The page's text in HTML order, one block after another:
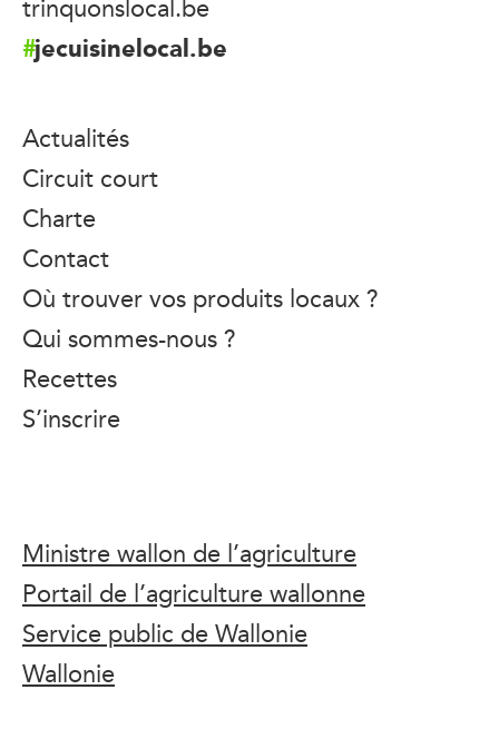
jecuisinelocal.be
Actualités
Circuit court
Charte
Contact
Où trouver vos produits locaux ?
Qui sommes-nous ?
Recettes
S’inscrire
Ministre wallon de l’agriculture
Portail de l’agriculture wallonne
Service public de Wallonie
Wallonie